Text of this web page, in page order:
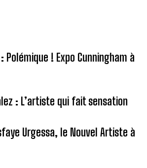
Polémique ! Expo Cunningham à
: L’artiste qui fait sensation
Urgessa, le Nouvel Artiste à